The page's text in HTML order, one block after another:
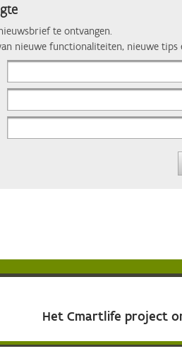
te ontvangen.
nieuwe functionaliteiten, nieuwe tips
Het Cmartlife project